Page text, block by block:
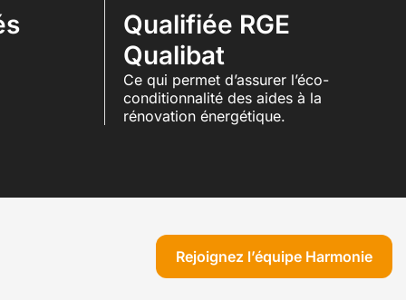
Qualifiée RGE
Qualibat
Ce qui permet d’assurer l’éco-
conditionnalité des aides à la
rénovation énergétique.
Rejoignez l’équipe Harmonie